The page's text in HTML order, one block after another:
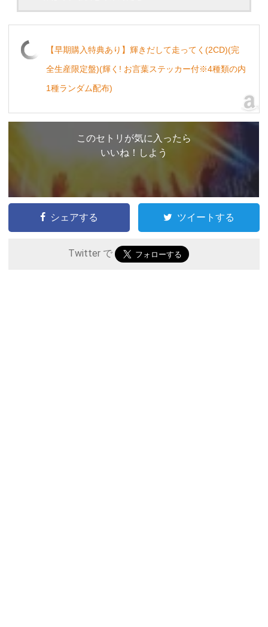
【早期購入特典あり】輝きだして走ってく(2CD)(完
全生産限定盤)(輝く! お言葉ステッカー付※4種類の内
1種ランダム配布)
このセトリが気に入ったら
いいね！しよう
シェアする ツイートする
Twitter で